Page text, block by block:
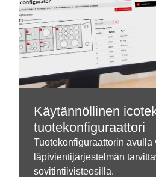
Käytännöllinen
tuotekonfiguraattori
Tuotekonfiguraattorin avulla
läpivientijärjestelmän
sovitintiivisteosilla.